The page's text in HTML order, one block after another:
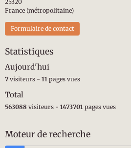
25320
France (métropolitaine)
Formulaire de contact
Statistiques
Aujourd'hui
7 visiteurs - 11 pages vues
Total
563088 visiteurs - 1473701 pages vues
Moteur de recherche